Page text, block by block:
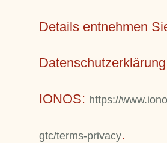
Details entnehmen
IONOS: https://
gtc/terms-privacy.